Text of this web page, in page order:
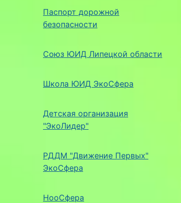
Паспорт дорожной
безопасности
Союз ЮИД Липецкой области
Школа ЮИД ЭкоСфера
Детская организация
"ЭкоЛидер"
РДДМ "Движение Первых"
ЭкоСфера
НооСфера